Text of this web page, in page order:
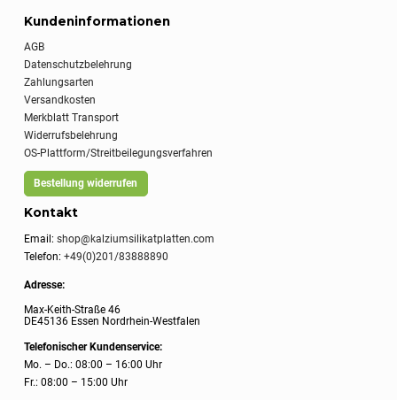
Kundeninformationen
AGB
Datenschutzbelehrung
Zahlungsarten
Versandkosten
Merkblatt Transport
Widerrufsbelehrung
OS-Plattform/Streitbeilegungsverfahren
Bestellung widerrufen
Kontakt
Email:shop@kalziumsilikatplatten.com
Telefon:+49(0)201/83888890
Adresse:
Max-Keith-Straße 46
DE45136 Essen Nordrhein-Westfalen
Telefonischer Kundenservice:
Mo. – Do.: 08:00 – 16:00 Uhr
Fr.: 08:00 – 15:00 Uhr